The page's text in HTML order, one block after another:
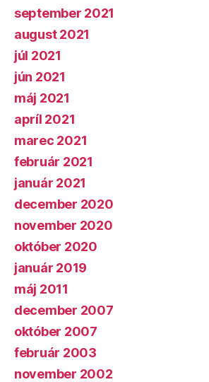
september 2021
august 2021
júl 2021
jún 2021
máj 2021
apríl 2021
marec 2021
február 2021
január 2021
december 2020
november 2020
október 2020
január 2019
máj 2011
december 2007
október 2007
február 2003
november 2002